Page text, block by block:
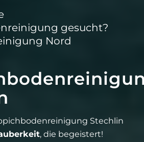
gesucht?
Nord
Stechlin
, die begeistert!